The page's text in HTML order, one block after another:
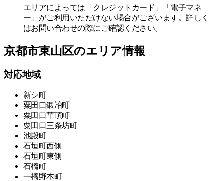
エリアによっては「クレジットカード」「電子マネ
ー」がご利用いただけない場合がございます。詳しく
はお問い合わせの際にご確認ください。
京都市東山区のエリア情報
対応地域
新シ町
粟田口鍛冶町
粟田口華頂町
粟田口三条坊町
池殿町
石垣町西側
石垣町東側
石橋町
一橋野本町